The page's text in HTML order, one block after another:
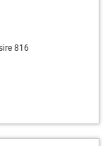
816